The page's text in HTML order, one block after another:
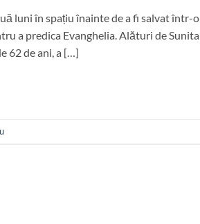
luni în spațiu înainte de a fi salvat într-o
a predica Evanghelia. Alături de Sunita
62 de ani, a […]